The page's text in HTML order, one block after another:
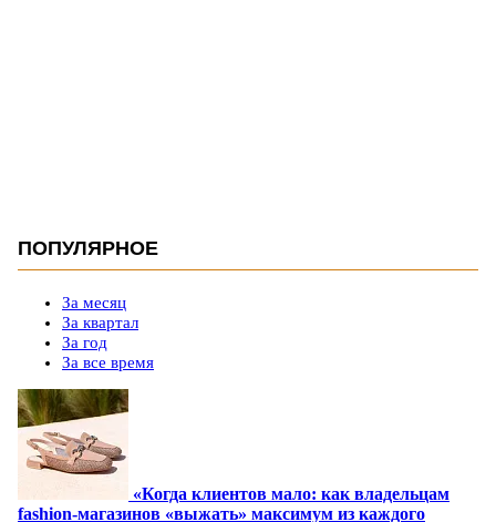
ПОПУЛЯРНОЕ
За месяц
За квартал
За год
За все время
«Когда клиентов мало: как владельцам
fashion-магазинов «выжать» максимум из каждого